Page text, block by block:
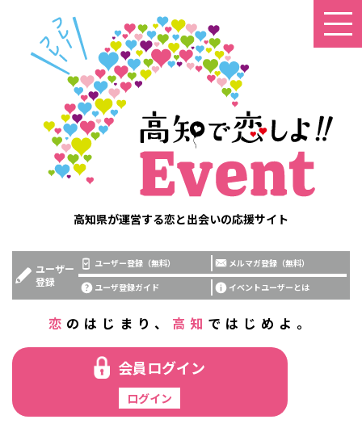
高知県が運営する恋と出会いの応援サイト
ユーザー
登録
ユーザー登録（無料）
メルマガ登録（無料）
ユーザ登録ガイド
イベントユーザーとは
恋 のはじまり、 高知 ではじめよ。
会員ログイン